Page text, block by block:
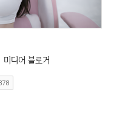
디어 블로거